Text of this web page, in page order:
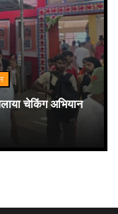
चेकिंग अभियान